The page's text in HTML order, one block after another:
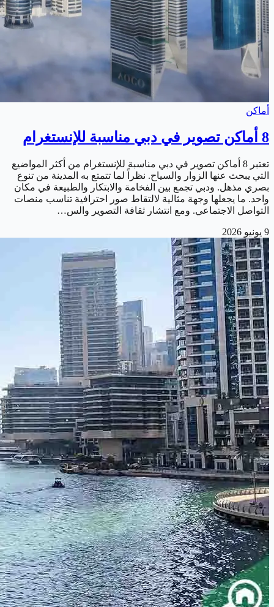
أماكن
8 أماكن تصوير في دبي مناسبة للإنستغرام
تعتبر 8 أماكن تصوير في دبي مناسبة للإنستغرام من أكثر المواضيع
التي يبحث عنها الزوار والسياح. نظراً لما تتمتع به المدينة من تنوع
بصري مذهل. ودبي تجمع بين الفخامة والابتكار والطبيعة في مكان
واحد. ما يجعلها وجهة مثالية لالتقاط صور احترافية تناسب منصات
التواصل الاجتماعي. ومع انتشار ثقافة التصوير والس…
9 يونيو 2026